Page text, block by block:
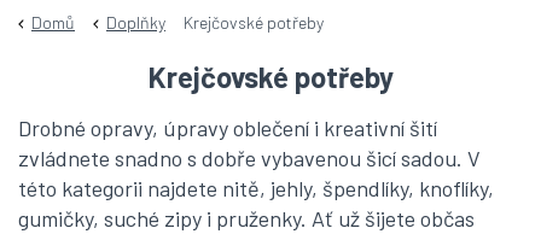
Domů Doplňky Krejčovské potřeby
Krejčovské potřeby
Drobné opravy, úpravy oblečení i kreativní šití
zvládnete snadno s dobře vybavenou šicí sadou. V
této kategorii najdete nitě, jehly, špendlíky, knoflíky,
gumičky, suché zipy i pruženky. Ať už šijete občas